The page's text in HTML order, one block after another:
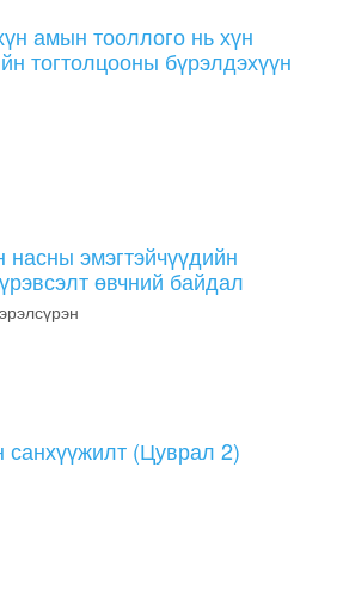
амын тооллого нь хүн
тогтолцооны бүрэлдэхүүн
эмэгтэйчүүдийн
өвчний байдал
санхүүжилт (Цуврал 2)